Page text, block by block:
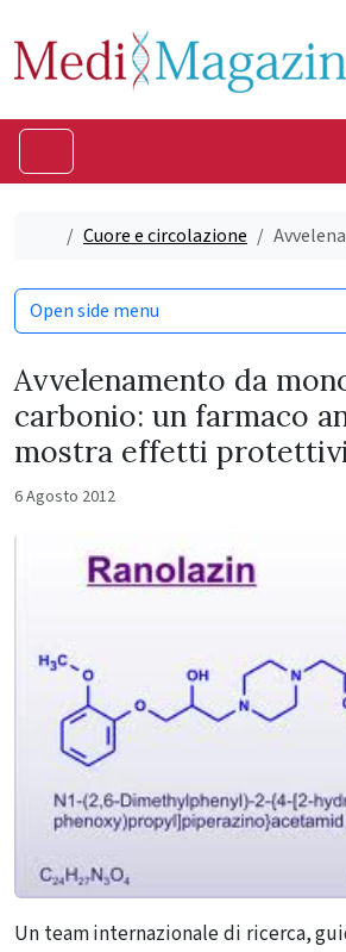
Home
Cuore e circolazione
Avvelenamento da
carbonio: un farmaco
mostra effetti
6 Agosto 2012
Un team internazionale di ricerca,
Open side menu